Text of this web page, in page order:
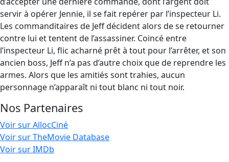
servir à opérer Jennie, il se fait repérer par l’inspecteur Li.
Les commanditaires de Jeff décident alors de se retourner
contre lui et tentent de l’assassiner. Coincé entre
l’inspecteur Li, flic acharné prêt à tout pour l’arrêter, et son
ancien boss, Jeff n’a pas d’autre choix que de reprendre les
armes. Alors que les amitiés sont trahies, aucun
personnage n’apparaît ni tout blanc ni tout noir.
Nos Partenaires
Voir sur AllocCiné
Voir sur TheMovie Database
Voir sur IMDb